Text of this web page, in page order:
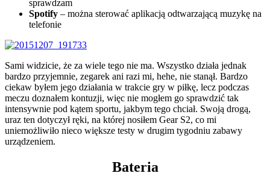
sprawdzam
Spotify – można sterować aplikacją odtwarzającą muzykę na
telefonie
Sami widzicie, że za wiele tego nie ma. Wszystko działa jednak
bardzo przyjemnie, zegarek ani razi mi, hehe, nie stanął. Bardzo
ciekaw byłem jego działania w trakcie gry w piłkę, lecz podczas
meczu doznałem kontuzji, więc nie mogłem go sprawdzić tak
intensywnie pod kątem sportu, jakbym tego chciał. Swoją drogą,
uraz ten dotyczył ręki, na której nosiłem Gear S2, co mi
uniemożliwiło nieco większe testy w drugim tygodniu zabawy
urządzeniem.
Bateria